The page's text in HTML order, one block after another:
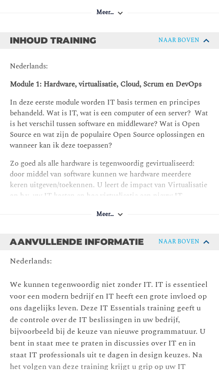
decisions in your organization.
Meer…
INHOUD TRAINING NAAR BOVEN
Nederlands:
Module 1: Hardware, virtualisatie, Cloud, Scrum en DevOps
In deze eerste module worden IT basis termen en principes
behandeld. Wat is IT, wat is een computer of een server? Wat
is het verschil tussen software en middleware? Wat is Open
Source en wat zijn de populaire Open Source oplossingen en
wanneer kan ik deze toepassen?
Zo goed als alle hardware is tegenwoordig gevirtualiseerd:
door middel van software kunnen we hardware meerdere
keren uitgeven/toekennen. U leert de impact van Virtualisatie
op b.v. uw IT kosten en hoe virtualisatie een nieuw IT
voordelen van de Cloud? Wanneer moet ik NIET kiezen voor
De Agile/Scrum werkwijze is populair in IT en vervangt oude
Waterval methodieken zoals Prince 2. De basis principes van
wat is een backlog? Niet alleen de voordelen maar ook de
nadelen worden besproken. Wat zijn de kenmerken van
DevOps? Begrippen als continuous delivery en continuous
integration worden toegelicht.
Module 2: Internet, Software ontwikkeling en integratie
De voormalige CEO van Sun Microsystems zei: “Privacy,
privacy, there is no privacy, get over it!”. In deze module
Meer…
AANVULLENDE INFORMATIE NAAR BOVEN
Nederlands:
We kunnen tegenwoordig niet zonder IT. IT is essentieel
voor een modern bedrijf en IT heeft een grote invloed op
ons dagelijks leven. Deze IT Essentials training geeft u
de controle over de IT beslissingen in uw bedrijf,
bijvoorbeeld bij de keuze van nieuwe programmatuur. U
bent in staat mee te praten in discussies over IT en in
staat IT professionals uit te dagen in design keuzes. Na
het volgen van deze training krijgt u grip op uw IT